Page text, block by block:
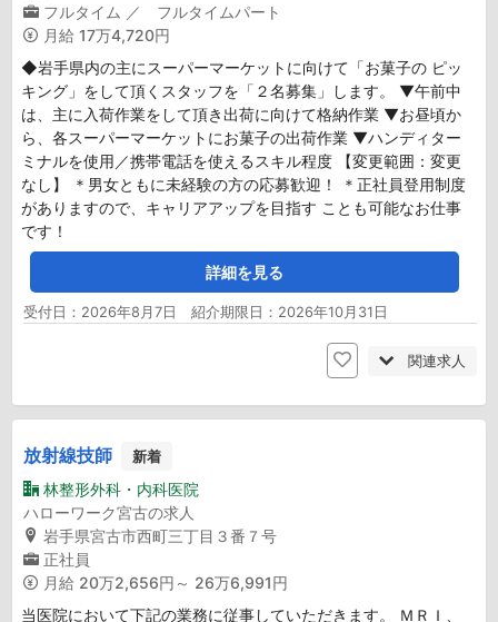
フルタイム ／ フルタイムパート
月給 17万4,720円
◆岩手県内の主にスーパーマーケットに向けて「お菓子の ピッ
キング」をして頂くスタッフを「２名募集」します。 ▼午前中
は、主に入荷作業をして頂き出荷に向けて格納作業 ▼お昼頃か
ら、各スーパーマーケットにお菓子の出荷作業 ▼ハンディター
ミナルを使用／携帯電話を使えるスキル程度 【変更範囲：変更
なし】 ＊男女ともに未経験の方の応募歓迎！ ＊正社員登用制度
がありますので、キャリアアップを目指す ことも可能なお仕事
です！
詳細を見る
受付日：2026年8月7日 紹介期限日：2026年10月31日
関連求人
放射線技師 新着
林整形外科・内科医院
ハローワーク宮古の求人
岩手県宮古市西町三丁目３番７号
正社員
月給 20万2,656円～ 26万6,991円
当医院において下記の業務に従事していただきます。 ＭＲＩ、